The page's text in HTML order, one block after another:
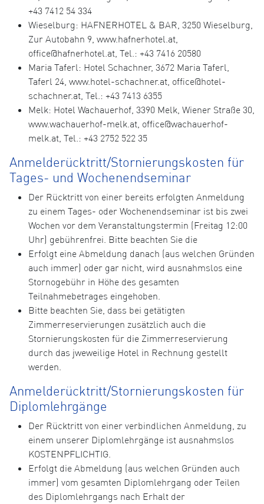
+43 7412 54 334
Wieselburg: HAFNERHOTEL & BAR, 3250 Wieselburg,
Zur Autobahn 9, www.hafnerhotel.at,
office@hafnerhotel.at, Tel.: +43 7416 20580
Maria Taferl: Hotel Schachner, 3672 Maria Taferl,
Taferl 24, www.hotel-schachner.at, office@hotel-
schachner.at, Tel.: +43 7413 6355
Melk: Hotel Wachauerhof, 3390 Melk, Wiener Straße 30,
www.wachauerhof-melk.at, office@wachauerhof-
melk.at, Tel.: +43 2752 522 35
Anmelderücktritt/Stornierungskosten für
Tages- und Wochenendseminar
Der Rücktritt von einer bereits erfolgten Anmeldung
zu einem Tages- oder Wochenendseminar ist bis zwei
Wochen vor dem Veranstaltungstermin (Freitag 12:00
Uhr) gebührenfrei. Bitte beachten Sie die
Erfolgt eine Abmeldung danach (aus welchen Gründen
auch immer) oder gar nicht, wird ausnahmslos eine
Stornogebühr in Höhe des gesamten
Teilnahmebetrages eingehoben.
Bitte beachten Sie, dass bei getätigten
Zimmerreservierungen zusätzlich auch die
Stornierungskosten für die Zimmerreservierung
durch das jweweilige Hotel in Rechnung gestellt
werden.
Anmelderücktritt/Stornierungskosten für
Diplomlehrgänge
Der Rücktritt von einer verbindlichen Anmeldung, zu
einem unserer Diplomlehrgänge ist ausnahmslos
KOSTENPFLICHTIG.
Erfolgt die Abmeldung (aus welchen Gründen auch
immer) vom gesamten Diplomlehrgang oder Teilen
des Diplomlehrgangs nach Erhalt der